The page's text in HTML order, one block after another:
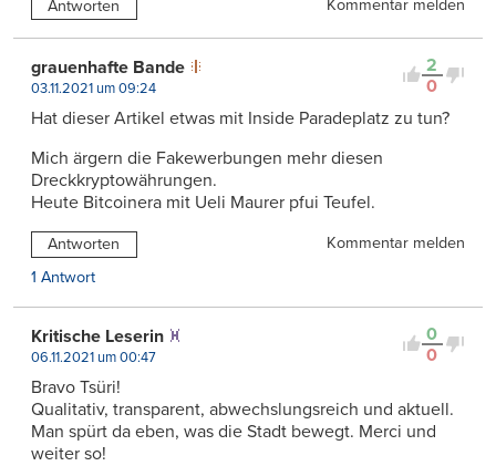
Antworten Kommentar melden
2
0
grauenhafte Bande
03.11.2021 um 09:24
Hat dieser Artikel etwas mit Inside Paradeplatz zu tun?
Mich ärgern die Fakewerbungen mehr diesen
Dreckkryptowährungen.
Heute Bitcoinera mit Ueli Maurer pfui Teufel.
Antworten
Kommentar melden
1 Antwort
0
0
Kritische Leserin
06.11.2021 um 00:47
Bravo Tsüri!
Qualitativ, transparent, abwechslungsreich und aktuell.
Man spürt da eben, was die Stadt bewegt. Merci und
weiter so!